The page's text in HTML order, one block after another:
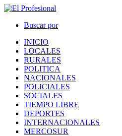
Buscar por
INICIO
LOCALES
RURALES
POLITICA
NACIONALES
POLICIALES
SOCIALES
TIEMPO LIBRE
DEPORTES
INTERNACIONALES
MERCOSUR